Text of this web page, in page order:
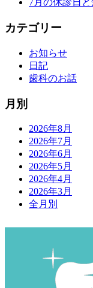
7月の休診日
カテゴリー
お知らせ
日記
歯科のお話
月別
2026年8月
2026年7月
2026年6月
2026年5月
2026年4月
2026年3月
全月別